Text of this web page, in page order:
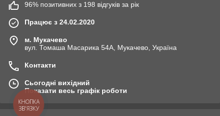
96% позитивних з 198 відгуків за рік
Працює з 24.02.2020
м. Мукачево
вул. Томаша Масарика 54А, Мукачево, Україна
Контакти
Сьогодні вихідний
Показати весь графік роботи
КНОПКА
ЗВ'ЯЗКУ